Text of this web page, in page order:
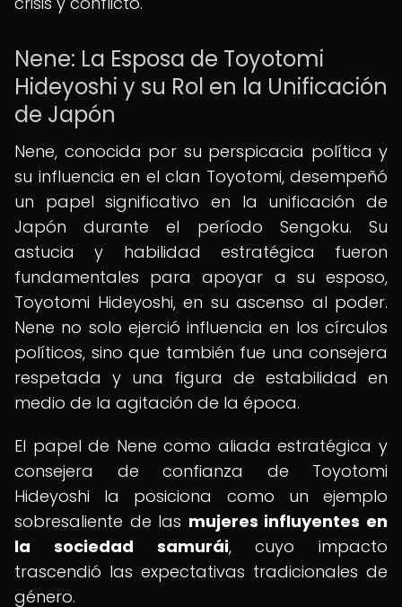
Nene: La Esposa de Toyotomi
Hideyoshi y su Rol en la Unificación
de Japón
Nene, conocida por su perspicacia política y
su influencia en el clan Toyotomi, desempeñó
un papel significativo en la unificación de
Japón durante el período Sengoku. Su
astucia y habilidad estratégica fueron
fundamentales para apoyar a su esposo,
Toyotomi Hideyoshi, en su ascenso al poder.
Nene no solo ejerció influencia en los círculos
políticos, sino que también fue una consejera
respetada y una figura de estabilidad en
medio de la agitación de la época.
El papel de Nene como aliada estratégica y
consejera de confianza de Toyotomi
Hideyoshi la posiciona como un ejemplo
sobresaliente de las mujeres influyentes en
la sociedad samurái, cuyo impacto
trascendió las expectativas tradicionales de
género.